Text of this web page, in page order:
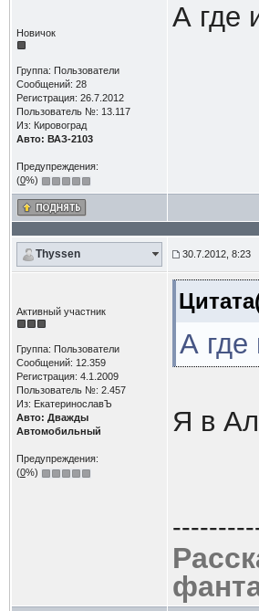
Новичок
Группа: Пользователи
Сообщений: 28
Регистрация: 26.7.2012
Пользователь №: 13.117
Из: Кировоград
Авто: ВАЗ-2103
Предупреждения:
(0%)
А где
Thyssen 30.7.2012, 8:23
Активный участник
Группа: Пользователи
Сообщений: 12.359
Регистрация: 4.1.2009
Пользователь №: 2.457
Из: ЕкатеринославЪ
Авто: Дважды
Автомобильный
Предупреждения:
(0%)
А где
Я в